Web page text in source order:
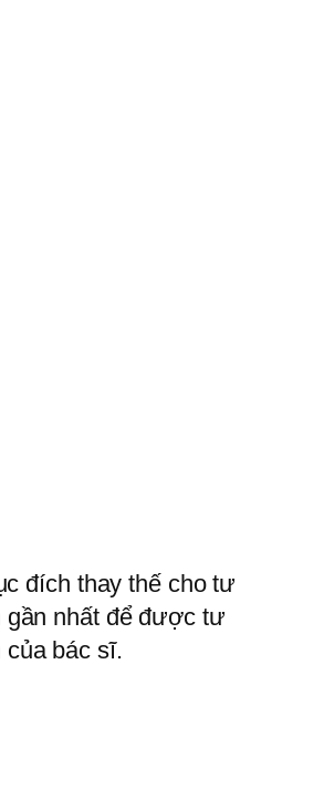
đích thay thế cho tư
gần nhất để được tư
của bác sĩ.